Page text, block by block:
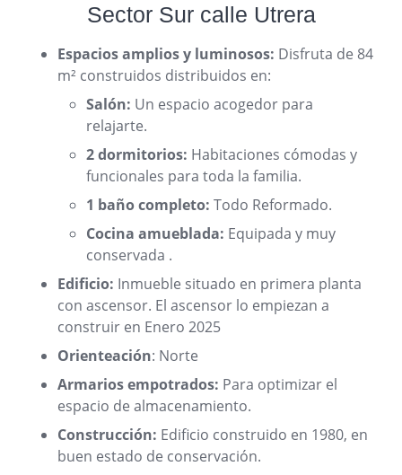
Sector Sur calle Utrera
Espacios amplios y luminosos: Disfruta de 84
m² construidos distribuidos en:
Salón: Un espacio acogedor para
relajarte.
2 dormitorios: Habitaciones cómodas y
funcionales para toda la familia.
1 baño completo: Todo Reformado.
Cocina amueblada: Equipada y muy
conservada .
Edificio: Inmueble situado en primera planta
con ascensor. El ascensor lo empiezan a
construir en Enero 2025
Orienteación: Norte
Armarios empotrados: Para optimizar el
espacio de almacenamiento.
Construcción: Edificio construido en 1980, en
buen estado de conservación.